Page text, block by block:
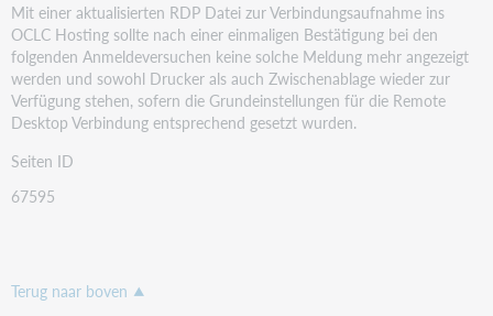
Mit einer aktualisierten RDP Datei zur Verbindungsaufnahme ins
OCLC Hosting sollte nach einer einmaligen Bestätigung bei den
folgenden Anmeldeversuchen keine solche Meldung mehr angezeigt
werden und sowohl Drucker als auch Zwischenablage wieder zur
Verfügung stehen, sofern die Grundeinstellungen für die Remote
Desktop Verbindung entsprechend gesetzt wurden.
Seiten ID
67595
Terug naar boven